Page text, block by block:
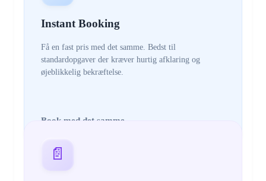
Instant Booking
Få en fast pris med det samme. Bedst til
standardopgaver der kræver hurtig afklaring og
øjeblikkelig bekræftelse.
Book med det samme
📄